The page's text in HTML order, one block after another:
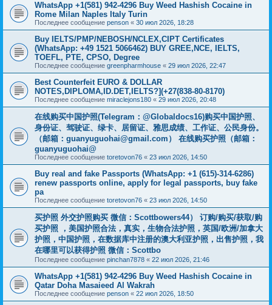
WhatsApp +1(581) 942-4296 Buy Weed Hashish Cocaine in
Rome Milan Naples Italy Turin
Последнее сообщение penson « 30 июл 2026, 18:28
Buy IELTS/PMP/NEBOSH/NCLEX,CIPT Certificates
(WhatsApp: +49 1521 5066462) BUY GREE,NCE, IELTS,
TOEFL, PTE, CPSO, Degree
Последнее сообщение greenpharmhouse « 29 июл 2026, 22:47
Best Counterfeit EURO & DOLLAR
NOTES,DIPLOMA,ID.DET,IELTS?](+27(838-80-8170)
Последнее сообщение miraclejons180 « 29 июл 2026, 20:48
在线购买中国护照(Telegram：@Globaldocs16)购买中国护照、
身份证、驾驶证、绿卡、居留证、雅思成绩、工作证、公民身份。
（邮箱： guanyuguohai@gmail.com ） 在线购买护照（邮箱：
guanyuguohai@
Последнее сообщение toretovon76 « 23 июл 2026, 14:50
Buy real and fake Passports (WhatsApp: +1 (615)-314-6286)
renew passports online, apply for legal passports, buy fake
pa
Последнее сообщение toretovon76 « 23 июл 2026, 14:50
买护照 外交护照购买 微信：Scottbowers44） 订购/购买/获取/购
买护照 ，美国护照合法，真实，生物合法护照，英国/欧洲/加拿大
护照，中国护照，在数据库中注册的澳大利亚护照，出售护照，我
在哪里可以获得护照 微信：Scottbo
Последнее сообщение pinchan7878 « 22 июл 2026, 21:46
WhatsApp +1(581) 942-4296 Buy Weed Hashish Cocaine in
Qatar Doha Masaieed Al Wakrah
Последнее сообщение penson « 22 июл 2026, 18:50